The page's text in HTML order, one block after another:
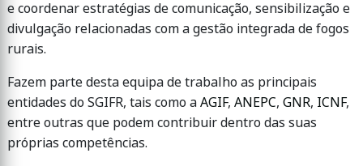
e coordenar estratégias de comunicação, sensibilização e
divulgação relacionadas com a gestão integrada de fogos
rurais.
Fazem parte desta equipa de trabalho as principais
entidades do SGIFR, tais como aAGIF, ANEPC, GNR, ICNF,
entre outras que podem contribuir dentro das suas
próprias competências.